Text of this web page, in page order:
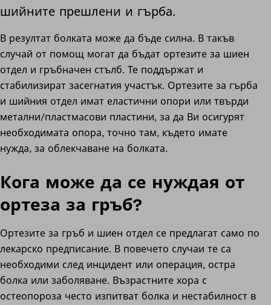
шийните прешлени и гърба.
В резултат болката може да бъде силна. В такъв
случай от помощ могат да бъдат ортезите за шиен
отдел и гръбначен стълб. Те поддържат и
стабилизират засегнатия участък. Ортезите за гърба
и шийния отдел имат еластични опори или твърди
метални/пластмасови пластини, за да Ви осигурят
необходимата опора, точно там, където имате
нужда, за облекчаване на болката.
Кога може да се нуждая от
ортеза за гръб?
Ортезите за гръб и шиен отдел се предлагат само по
лекарско предписание. В повечето случаи те са
необходими след инцидент или операция, остра
болка или заболяване. Възрастните хора с
остеопороза често изпитват болка и нестабилност в